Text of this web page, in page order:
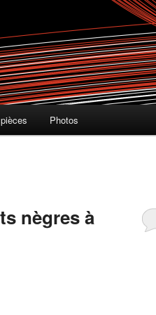
Photos
nègres à